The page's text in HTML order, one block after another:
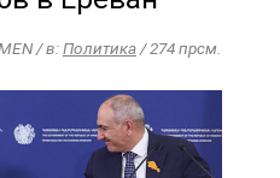
/ в:Политика/ 274 прсм.